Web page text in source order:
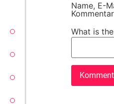
VECTORSOFT
CONZEPT 16
Name, E-
What is